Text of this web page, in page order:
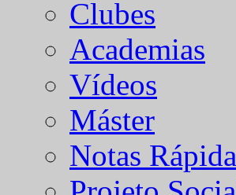
Clubes
Academias
Vídeos
Máster
Notas